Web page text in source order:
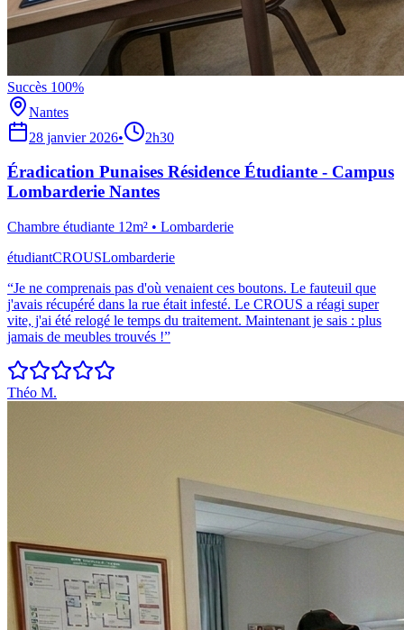
Succès 100%
Nantes
28 janvier 2026• 2h30
Éradication Punaises Résidence Étudiante - Campus
Lombarderie Nantes
Chambre étudiante 12m² • Lombarderie
étudiantCROUSLombarderie
“Je ne comprenais pas d'où venaient ces boutons. Le fauteuil que
j'avais récupéré dans la rue était infesté. Le CROUS a réagi super
vite, j'ai été relogé le temps du traitement. Maintenant je sais : plus
jamais de meubles trouvés !”
Théo M.